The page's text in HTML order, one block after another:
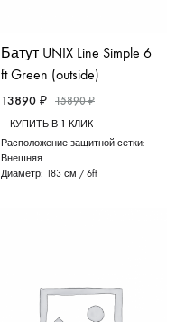
Батут UNIX Line Simple 6
ft Green (outside)
13890 ₽ 15890₽
КУПИТЬ В 1 КЛИК
Расположение защитной сетки:
Внешняя
Диаметр: 183 см / 6ft